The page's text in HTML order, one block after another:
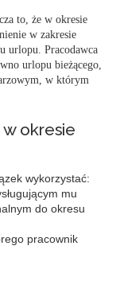
to, że w okresie
w zakresie
urlopu. Pracodawca
urlopu bieżącego,
w którym
okresie
wykorzystać:
mu
do okresu
pracownik